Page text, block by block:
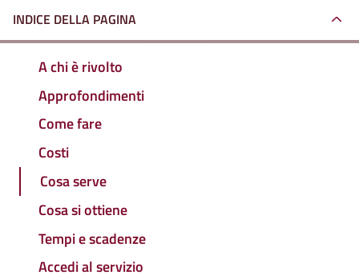
INDICE DELLA PAGINA
A chi è rivolto
Approfondimenti
Come fare
Costi
Cosa serve
Cosa si ottiene
Tempi e scadenze
Accedi al servizio